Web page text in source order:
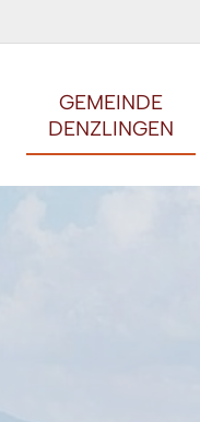
GEMEINDE
DENZLINGEN